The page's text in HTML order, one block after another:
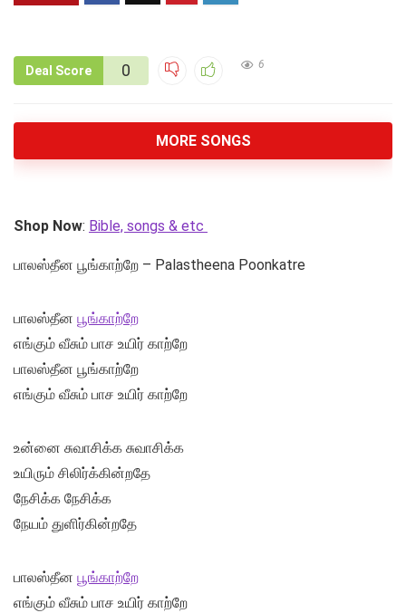
Deal Score 0 6
MORE SONGS
Shop Now: Bible, songs & etc
பாலஸ்தீன பூங்காற்றே – Palastheena Poonkatre
பாலஸ்தீன பூங்காற்றே
எங்கும் வீசும் பாச உயிர் காற்றே
பாலஸ்தீன பூங்காற்றே
எங்கும் வீசும் பாச உயிர் காற்றே
உன்னை சுவாசிக்க சுவாசிக்க
உயிரும் சிலிர்க்கின்றதே
நேசிக்க நேசிக்க
நேயம் துளிர்கின்றதே
பாலஸ்தீன பூங்காற்றே
எங்கும் வீசும் பாச உயிர் காற்றே